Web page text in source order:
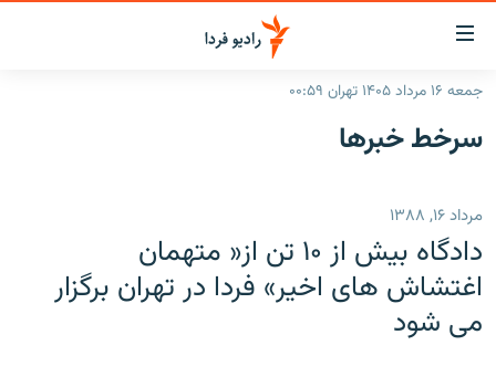
لینک‌های
قابلیت
دسترسی
بازگشت
اصلی
رفتن
صفحه
جستجو
ایران
رادیو
انتخاب کنید و بشنوید
برنامه‌های رادیویی
پادکست
چندرسانه‌ای
جمعه ۱۶ مرداد ۱۴۰۵ تهران ۰۰:۵۹
سرخط‌ خبرها
مرداد ۱۶, ۱۳۸۸
دادگاه بيش از ۱۰ تن از« متهمان
اغتشاش های اخير» فردا در تهران برگزار
می شود